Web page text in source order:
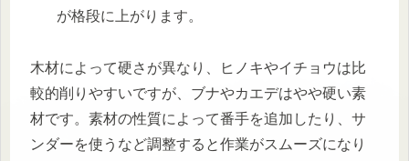
が格段に上がります。
木材によって硬さが異なり、ヒノキやイチョウは比
較的削りやすいですが、ブナやカエデはやや硬い素
材です。素材の性質によって番手を追加したり、サ
ンダーを使うなど調整すると作業がスムーズになり